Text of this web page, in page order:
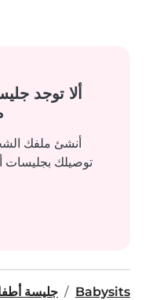
ألا توجد
أنشئ ملفك
توصيلك
Babysits جليسة